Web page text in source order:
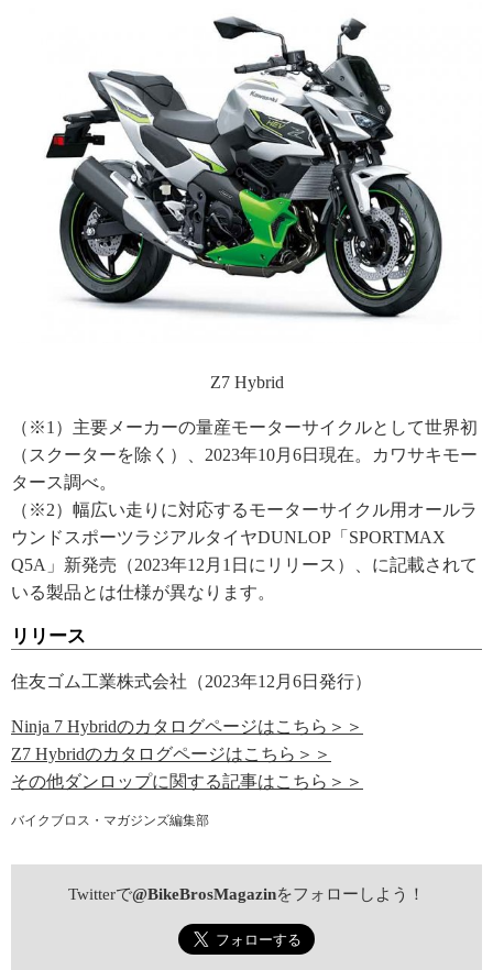
Z7 Hybrid
（※1）主要メーカーの量産モーターサイクルとして世界初
（スクーターを除く）、2023年10月6日現在。カワサキモー
タース調べ。
（※2）幅広い走りに対応するモーターサイクル用オールラ
ウンドスポーツラジアルタイヤDUNLOP「SPORTMAX
Q5A」新発売（2023年12月1日にリリース）、に記載されて
いる製品とは仕様が異なります。
リリース
住友ゴム工業株式会社（2023年12月6日発行）
Ninja 7 Hybridのカタログページはこちら＞＞
Z7 Hybridのカタログページはこちら＞＞
その他ダンロップに関する記事はこちら＞＞
バイクブロス・マガジンズ編集部
Twitterで@BikeBrosMagazinをフォローしよう！